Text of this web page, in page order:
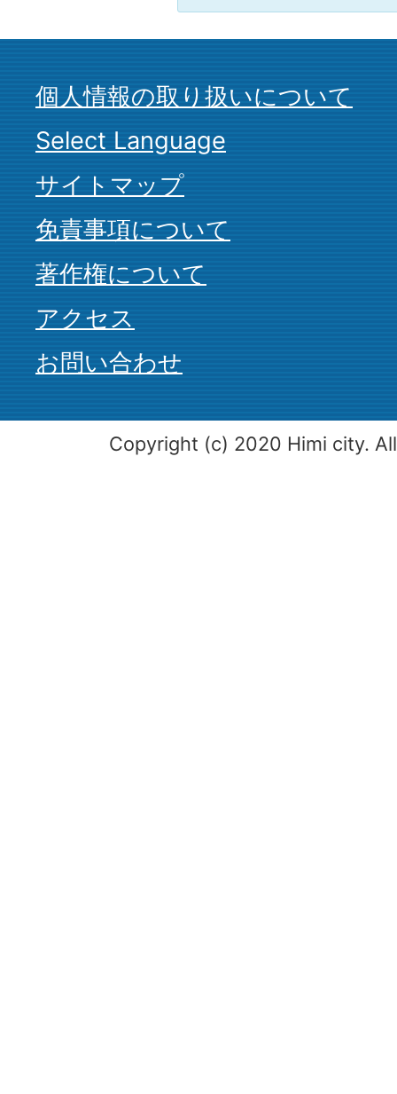
個人情報の取り扱いについて
Select Language
サイトマップ
免責事項について
著作権について
アクセス
お問い合わせ
Copyright (c) 2020 Himi city.